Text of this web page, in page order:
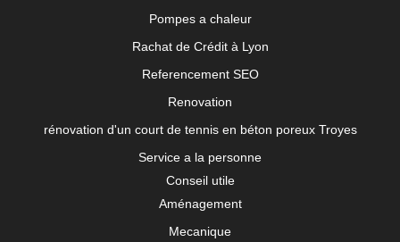
Pompes a chaleur
Rachat de Crédit à Lyon
Referencement SEO
Renovation
rénovation d'un court de tennis en béton poreux Troyes
Service a la personne
Conseil utile
Aménagement
Mecanique